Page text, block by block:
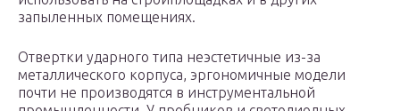
запыленных помещениях.
Отвертки ударного типа неэстетичные из-за
металлического корпуса, эргономичные модели
почти не производятся в инструментальной